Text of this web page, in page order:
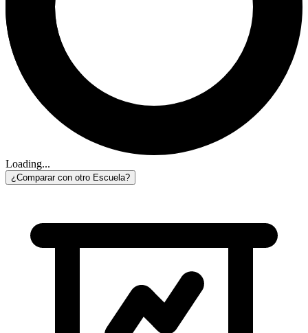
Loading...
¿Comparar con otro Escuela?